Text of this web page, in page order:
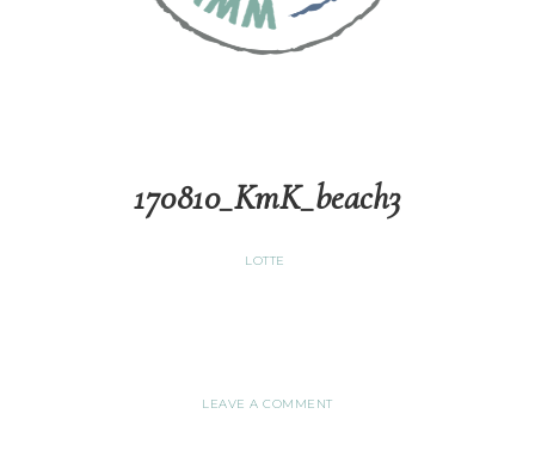
170810_KmK_beach3
LOTTE
LEAVE A COMMENT